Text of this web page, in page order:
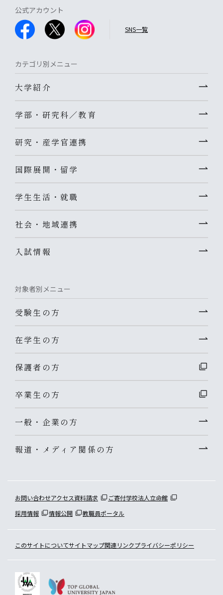
公式アカウント
SNS一覧
カテゴリ別メニュー
大学紹介
学部・研究科／教育
研究・産学官連携
国際展開・留学
学生生活・就職
社会・地域連携
入試情報
対象者別メニュー
受験生の方
在学生の方
保護者の方
卒業生の方
一般・企業の方
報道・メディア関係の方
お問い合わせアクセス資料請求 ご寄付学校法人立命館
採用情報
情報公開 教職員ポータル
このサイトについてサイトマップ関連リンクプライバシーポリシー